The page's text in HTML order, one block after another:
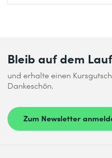
Bleib auf dem
und erhalte einen
Dankeschön.
Zum Newsletter